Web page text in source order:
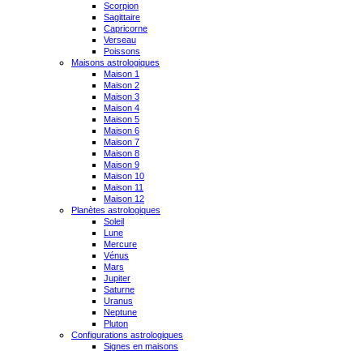
Scorpion
Sagittaire
Capricorne
Verseau
Poissons
Maisons astrologiques
Maison 1
Maison 2
Maison 3
Maison 4
Maison 5
Maison 6
Maison 7
Maison 8
Maison 9
Maison 10
Maison 11
Maison 12
Planètes astrologiques
Soleil
Lune
Mercure
Vénus
Mars
Jupiter
Saturne
Uranus
Neptune
Pluton
Configurations astrologiques
Signes en maisons